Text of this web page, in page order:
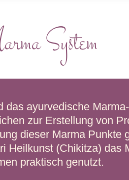
System
das ayurvedische
zur Erstellung von
dieser Marma Punkte
Heilkunst (Chikitza) das
praktisch genutzt.